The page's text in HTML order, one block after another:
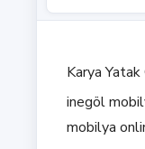
Karya Yatak
inegöl
mobilya